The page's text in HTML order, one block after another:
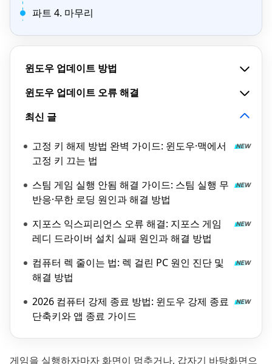
파트 4. 마무리
윈도우 업데이트 방법
윈도우 업데이트 오류 해결
최신 글
고정 키 해제 방법 완벽 가이드: 윈도우·맥에서
고정 키 끄는 법
스팀 게임 실행 안됨 해결 가이드: 스팀 실행 무
반응·무한 로딩 원인과 해결 방법
지포스 익스피리언스 오류 해결: 지포스 게임
레디 드라이버 설치 실패 원인과 해결 방법
컴퓨터 렉 줄이는 법: 렉 걸린 PC 원인 진단 및
해결 방법
2026 컴퓨터 강제 종료 방법: 윈도우 강제 종료
단축키와 앱 종료 가이드
게임을 실행하자마자 화면이 멈추거나, 갑자기 바탕화면으